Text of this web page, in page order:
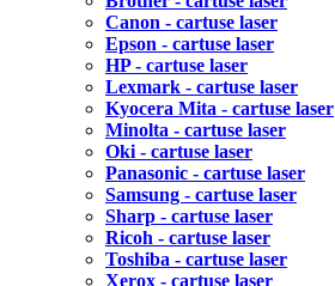
Canon - cartuse laser
Epson - cartuse laser
HP - cartuse laser
Lexmark - cartuse laser
Kyocera Mita - cartuse laser
Minolta - cartuse laser
Oki - cartuse laser
Panasonic - cartuse laser
Samsung - cartuse laser
Sharp - cartuse laser
Ricoh - cartuse laser
Toshiba - cartuse laser
Xerox - cartuse laser